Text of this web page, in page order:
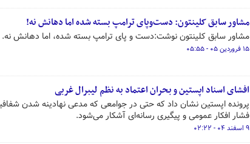
مشاور سابق کلینتون‌: دست‌وپای ترامپ بسته شده اما دهانش نه!
مشاور سابق کلینتون نوشت:دست و پای ترامپ بسته شده، اما دهانش نه.
۱۵ فروردین ۰۵ - ۰۵:۵۵
افشای اسناد اپستین و بحران اعتماد به نظم لیبرال غربی
پرونده اپستین نشان داد که حتی در جوامعی که مدعی نهادینه شدن
فشار افکار عمومی و پیگیری رسانه‌ای آشکار می‌شود.
۹ اسفند ۰۴ - ۰۲:۲۲